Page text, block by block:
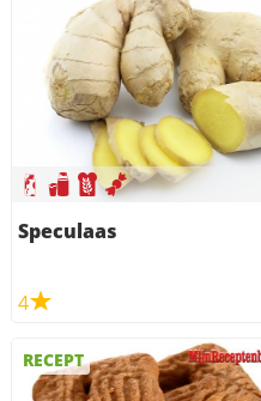
Speculaas
4
RECEPT